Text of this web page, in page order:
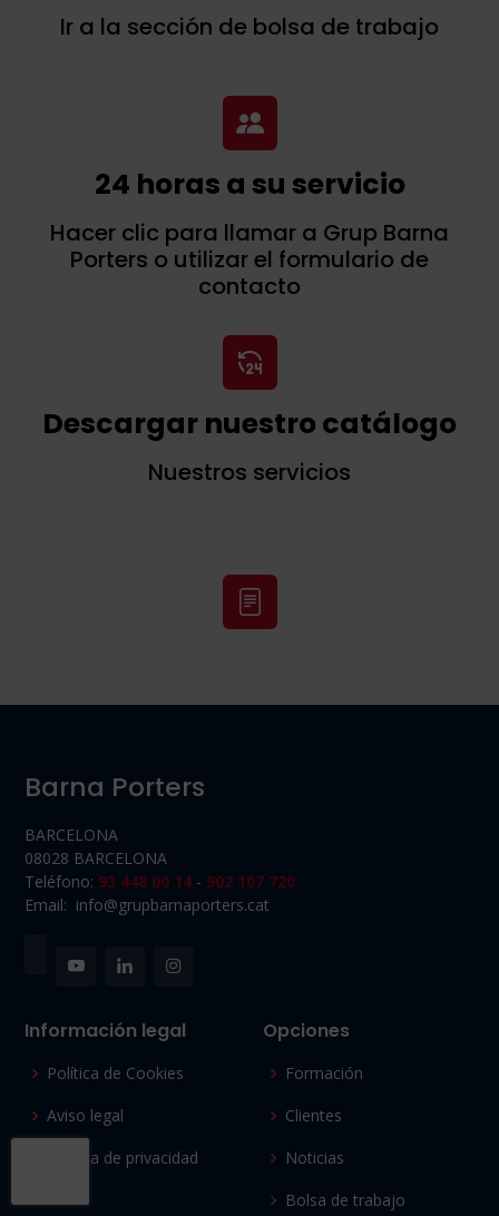
Ir a la sección de bolsa de trabajo
24 horas a su servicio
Hacer clic para llamar a Grup Barna
Porters o utilizar el formulario de
contacto
Descargar nuestro catálogo
Nuestros servicios
Barna Porters
BARCELONA
08028 BARCELONA
Teléfono: 93 448 00 14 - 902 107 720
Email: info@grupbarnaporters.cat
Información legal
Política de Cookies
Aviso legal
Política de privacidad
Opciones
Formación
Clientes
Noticias
Bolsa de trabajo